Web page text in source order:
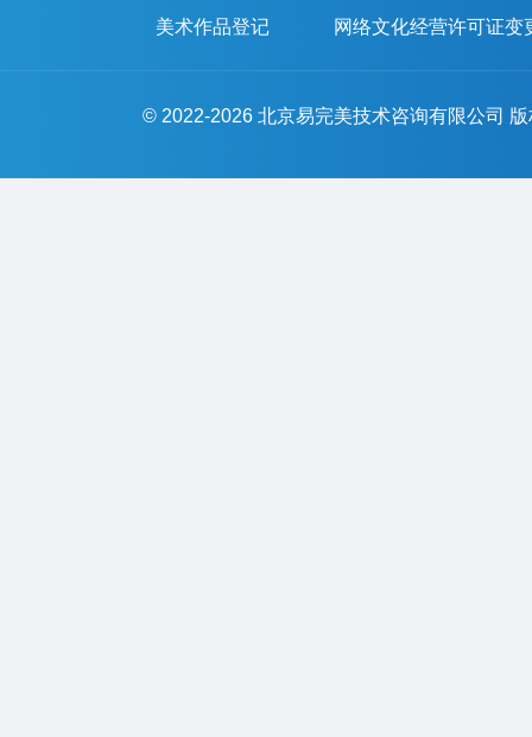
美术作品登记
网络文化经营许可证变
© 2022-2026 北京易完美技术咨询有限公司 版